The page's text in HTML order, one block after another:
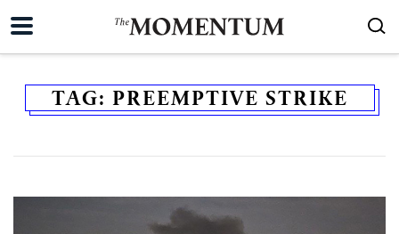
TAG: PREEMPTIVE STRIKE